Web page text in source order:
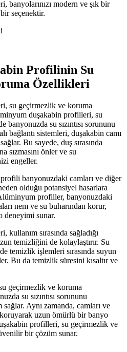
modern ve şık bir
seçenektir.
Profilinin Su
Özellikleri
su geçirmezlik ve koruma
duşakabin profilleri, su
su sızıntısı sorununu
bağlantı sistemleri, duşakabin camı
Bu sayede, duş sırasında
sızmasını önler ve su
engeller.
banyonuzdaki camları ve diğer
olduğu potansiyel hasarlara
profiller, banyonuzdaki
nem ve su buharından korur,
deneyimi sunar.
sırasında sağladığı
temizliğini de kolaylaştırır. Su
temizlik işlemleri sırasında suyun
Bu da temizlik süresini kısaltır ve
geçirmezlik ve koruma
su sızıntısı sorununu
Aynı zamanda, camları ve
uzun ömürlü bir banyo
profilleri, su geçirmezlik ve
bir çözüm sunar.